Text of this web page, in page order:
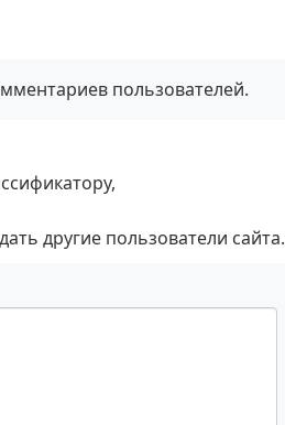
пользователей.
другие пользователи сайта.